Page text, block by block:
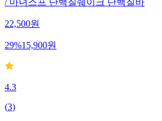
/ 마녀스프 단백질쉐이크 단백질바
22,500원
29%15,900원
4.3
(3)